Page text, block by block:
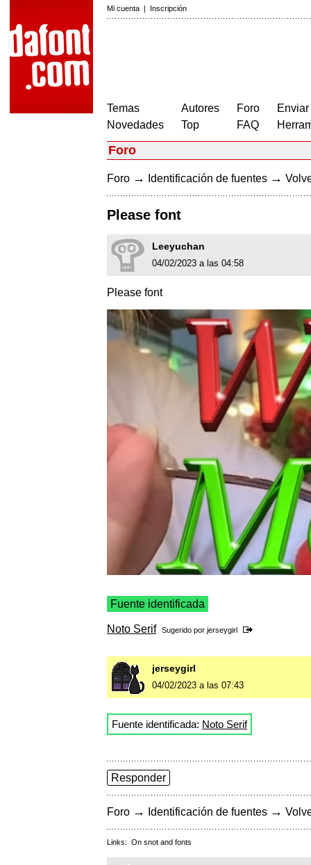
Mi cuenta | Inscripción
Temas
Novedades
Autores
Top
Foro
FAQ
Foro
Foro → Identificación de fuentes →
Please font
Leeyuchan
04/02/2023 a las 04:58
Please font
Fuente identificada
Noto Serif Sugerido por jerseygirl
jerseygirl
04/02/2023 a las 07:43
Fuente identificada: Noto Serif
Responder
Foro → Identificación de fuentes →
Links: On snot and fonts